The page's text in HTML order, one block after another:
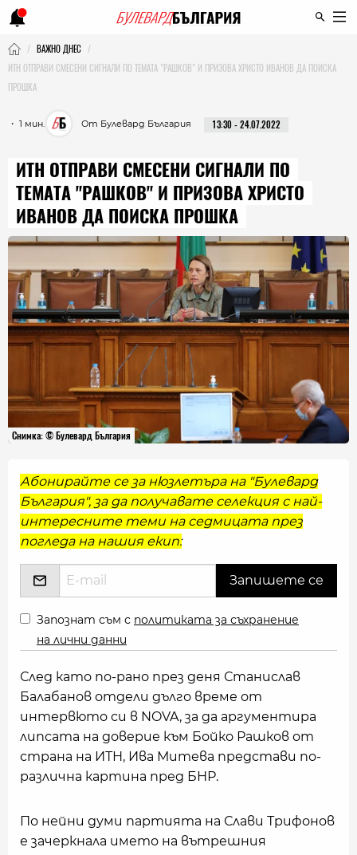
ВАЖНО ДНЕС
ИТН ОТПРАВИ СМЕСЕНИ СИГНАЛИ ПО ТЕМАТА "РАШКОВ" И ПРИЗОВА ХРИСТО ИВАНОВ ДА ПОИСКА
ПРОШКА
・ 1 мин. От Булевард България 13:30 - 24.07.2022
ИТН ОТПРАВИ СМЕСЕНИ СИГНАЛИ ПО
ТЕМАТА "РАШКОВ" И ПРИЗОВА ХРИСТО
ИВАНОВ ДА ПОИСКА ПРОШКА
Снимка: © Булевард България
Абонирайте се за нюзлетъра на "Булевард
България", за да получавате селекция с най-
интересните теми на седмицата през
погледа на нашия екип:
Запознат съм с политиката за съхранение
на лични данни
След като по-рано през деня Станислав
Балабанов отдели дълго време от
интервюто си в NOVA, за да аргументира
липсата на доверие към Бойко Рашков от
страна на ИТН, Ива Митева представи по-
различна картина пред БНР.
По нейни думи партията на Слави Трифонов
е зачеркнала името на вътрешния